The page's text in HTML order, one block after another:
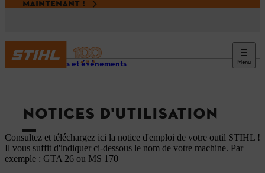
MAINTENANT !
Menu
Services et événements
NOTICES D'UTILISATION
Consultez et téléchargez ici la notice d'emploi de votre outil STIHL !
Il vous suffit d'indiquer ci-dessous le nom de votre machine. Par
exemple : GTA 26 ou MS 170